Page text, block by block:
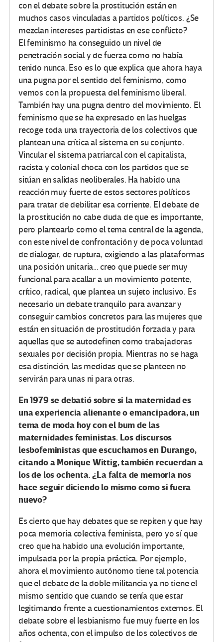
con el debate sobre la prostitución están en
muchos casos vinculadas a partidos políticos. ¿Se
mezclan intereses partidistas en ese conflicto?
El feminismo ha conseguido un nivel de
penetración social y de fuerza como no había
tenido nunca. Eso es lo que explica que ahora haya
una pugna por el sentido del feminismo, como
vemos con la propuesta del feminismo liberal.
También hay una pugna dentro del movimiento. El
feminismo que se ha expresado en las huelgas
recoge toda una trayectoria de los colectivos que
plantean una crítica al sistema en su conjunto.
Vincular el sistema patriarcal con el capitalista,
racista y colonial choca con los partidos que se
sitúan en salidas neoliberales. Ha habido una
reacción muy fuerte de estos sectores políticos
para tratar de debilitar esa corriente. El debate de
la prostitución no cabe duda de que es importante,
pero plantearlo como el tema central de la agenda,
con este nivel de confrontación y de poca voluntad
de dialogar, de ruptura, exigiendo a las plataformas
una posición unitaria… creo que puede ser muy
funcional para acallar a un movimiento potente,
crítico, radical, que plantea un sujeto inclusivo. Es
necesario un debate tranquilo para avanzar y
conseguir cambios concretos para las mujeres que
están en situación de prostitución forzada y para
aquellas que se autodefinen como trabajadoras
sexuales por decisión propia. Mientras no se haga
esa distinción, las medidas que se planteen no
servirán para unas ni para otras.
En 1979 se debatió sobre si la maternidad es
una experiencia alienante o emancipadora, un
tema de moda hoy con el bum de las
maternidades feministas. Los discursos
lesbofeministas que escuchamos en Durango,
citando a Monique Wittig, también recuerdan a
los de los ochenta. ¿La falta de memoria nos
hace seguir diciendo lo mismo como si fuera
nuevo?
Es cierto que hay debates que se repiten y que hay
poca memoria colectiva feminista, pero yo sí que
creo que ha habido una evolución importante,
impulsada por la propia práctica. Por ejemplo,
ahora el movimiento autónomo tiene tal potencia
que el debate de la doble militancia ya no tiene el
mismo sentido que cuando se tenía que estar
legitimando frente a cuestionamientos externos. El
debate sobre el lesbianismo fue muy fuerte en los
años ochenta, con el impulso de los colectivos de